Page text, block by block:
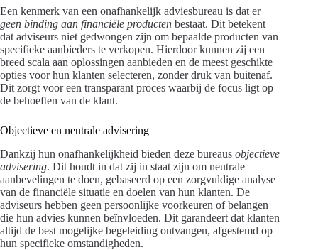
Een kenmerk van een onafhankelijk adviesbureau is dat er
geen binding aan financiële producten bestaat. Dit betekent
dat adviseurs niet gedwongen zijn om bepaalde producten van
specifieke aanbieders te verkopen. Hierdoor kunnen zij een
breed scala aan oplossingen aanbieden en de meest geschikte
opties voor hun klanten selecteren, zonder druk van buitenaf.
Dit zorgt voor een transparant proces waarbij de focus ligt op
de behoeften van de klant.
Objectieve en neutrale advisering
Dankzij hun onafhankelijkheid bieden deze bureaus objectieve
advisering. Dit houdt in dat zij in staat zijn om neutrale
aanbevelingen te doen, gebaseerd op een zorgvuldige analyse
van de financiële situatie en doelen van hun klanten. De
adviseurs hebben geen persoonlijke voorkeuren of belangen
die hun advies kunnen beïnvloeden. Dit garandeert dat klanten
altijd de best mogelijke begeleiding ontvangen, afgestemd op
hun specifieke omstandigheden.